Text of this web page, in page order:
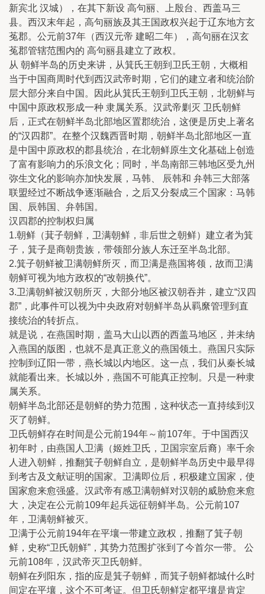
新宾北 汉城），在其下新设 高句丽、上殷台、西盖马三
县。西汉末年起，高句丽族及其王国政权兴起于辽东地方玄
菟郡。公元前37年（西汉元帝 建昭二年），高句丽在汉玄
菟郡管辖范围内的 高句丽县建立了政权。
从 朝鲜半岛的历史来讲，从箕氏王朝到卫氏王朝，大概相
当于中国商周时代到西汉武帝时期，它们的建立者和统治阶
层大部分来自中国。因此从箕氏王朝到卫氏王朝，北朝鲜与
中国中原政权形成一种 隶属关系。汉武帝剿灭 卫氏朝鲜
后，正式在朝鲜半岛北部地区置郡统治，这便是历史上著名
的“汉四郡”。在整个汉魏西晋时期，朝鲜半岛北部地区一直
是中国中原政权的郡县统治，在北朝鲜原生文化基础上创造
了富有影响力的乐浪文化；同时，半岛南部三韩地区受九州
弥生文化的影响亦加快发展，马韩、 辰韩和 弁韩三大部落
联盟经过不断战争逐渐融合，之后又分裂成三个国家：马韩
国、辰韩国、弁韩国。
汉四郡的控制权归属
1.朝鲜（萁子朝鲜，卫满朝鲜，非后世之朝鲜）建立者为箕
子，箕子是商朝贵族，带领部分族人东迁至半岛北部。
2.箕子朝鲜被卫满朝鲜所灭，而卫满是燕国将领，故而卫满
朝鲜可视为地方政权的“改朝换代”。
3.卫满朝鲜被汉朝所灭，大部分地区被汉朝吞并，建立“汉四
郡”，此事件可以视为中央政府对朝鲜半岛从羁縻管理到直
接统治的转折点。
就是说，在燕国时期，盖马大山以西的西盖马地区，并未纳
入燕国的版图，也就不是真正意义的燕国领土。燕国只实际
控制到辽阳一带，燕长城以内地区。这一点，我们从秦长城
就能看出来。长城以外，燕国不可能真正控制。只是一种隶
属关系。
朝鲜半岛北部还是朝鲜的势力范围，这种状态一直持续到汉
灭了朝鲜。
卫氏朝鲜存在时间是公元前194年～前107年。于中国西汉
初年时，由燕国人卫满（姬姓卫氏，卫国宗室后裔）率千余
人进入朝鲜，推翻箕子朝鲜自立，是朝鲜半岛历史中最早得
到考古及文献证明的国家。卫满即位后，积极建立国家，使
国家愈来愈强盛。汉武帝有感卫满朝鲜对汉朝的威胁愈来愈
大，决定在公元前109年起兵远征朝鲜半岛。公元前107
年，卫满朝鲜被灭。
卫满于公元前194年在平壤一带建立政权，推翻了箕子朝
鲜，史称“卫氏朝鲜”，其势力范围扩张到了今首尔一带。 公
元前108年，汉武帝灭卫氏朝鲜。
朝鲜在列阳东，指的应是箕子朝鲜，而箕子朝鲜都城什么时
间定在平壤，这个不可考证。但卫氏朝鲜定都平壤是肯定